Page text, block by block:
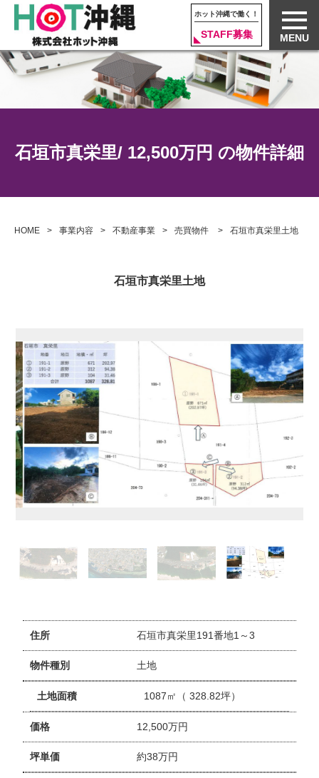
ホット沖縄で働く！
STAFF募集 MENU
石垣市真栄里/ 12,500万円 の物件詳細
HOME 事業内容 不動産事業 売買物件 石垣市真栄里土地
石垣市真栄里土地
住所 石垣市真栄里191番地1～3
物件種別 土地
土地面積 1087㎡（ 328.82坪）
価格 12,500万円
坪単価 約38万円